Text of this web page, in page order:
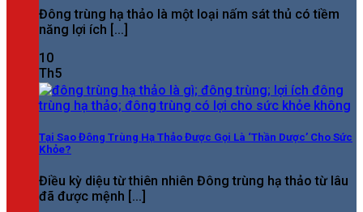
Tại Sao Đông Trùng Hạ Thảo Được Gọi Là ‘Thần Dược’ Cho Sức
Khỏe?
Điều kỳ diệu từ thiên nhiên Đông trùng hạ thảo từ lâu
đã được mệnh [...]
Đông trùng hạ thảo là một loại nấm sát thủ có tiềm
năng lợi ích [...]
10
Th5